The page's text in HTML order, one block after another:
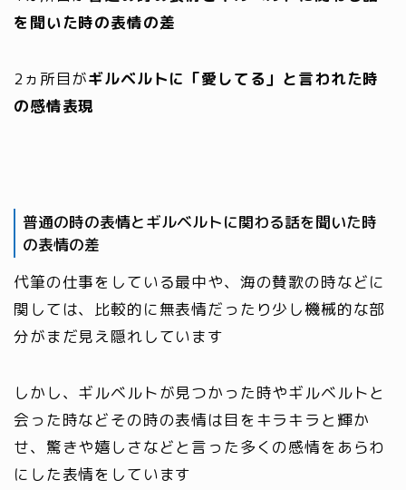
を聞いた時の表情の差
2ヵ所目がギルベルトに「愛してる」と言われた時
の感情表現
普通の時の表情とギルベルトに関わる話を聞いた時
の表情の差
代筆の仕事をしている最中や、海の賛歌の時などに
関しては、比較的に無表情だったり少し機械的な部
分がまだ見え隠れしています
しかし、ギルベルトが見つかった時やギルベルトと
会った時などその時の表情は目をキラキラと輝か
せ、驚きや嬉しさなどと言った多くの感情をあらわ
にした表情をしています